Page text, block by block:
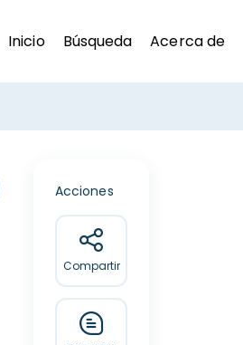
Inicio Búsqueda Acerca de
Acciones
Compartir